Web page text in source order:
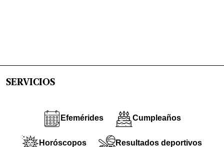
SERVICIOS
Efemérides Cumpleaños
Horóscopos Resultados deportivos